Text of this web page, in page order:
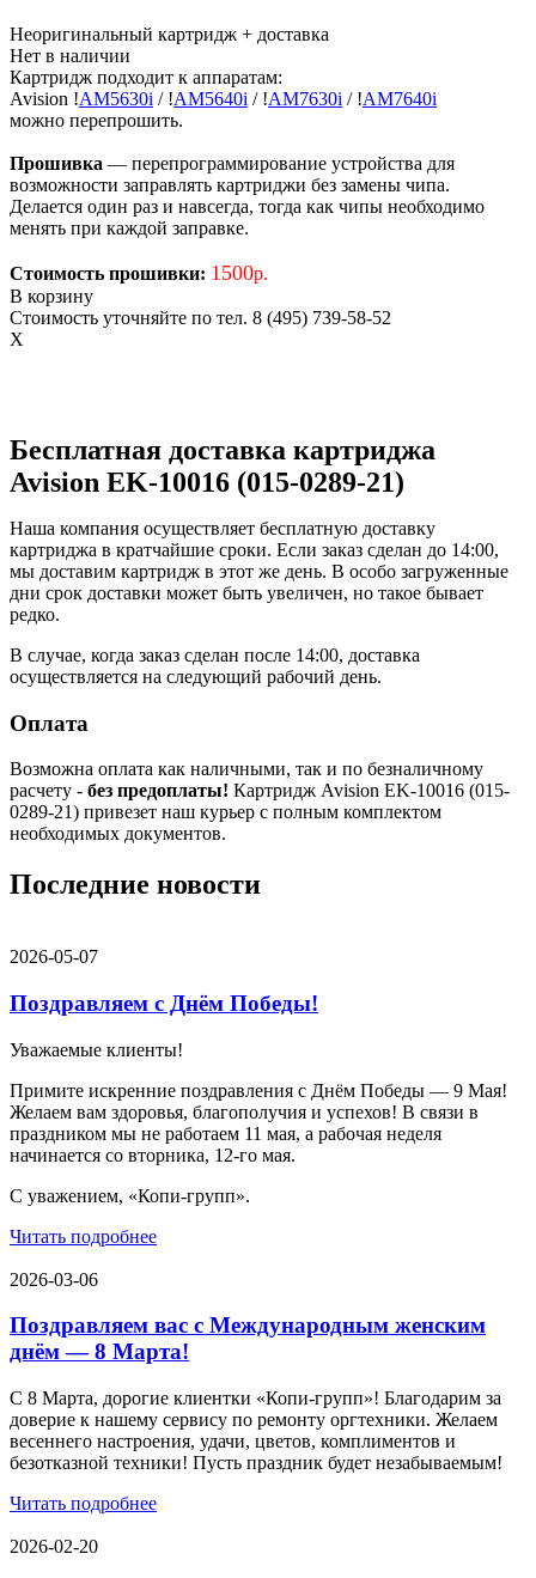
Неоригинальный картридж + доставка
Нет в наличии
Картридж подходит к аппаратам:
Avision !AM5630i / !AM5640i / !AM7630i / !AM7640i
можно перепрошить.
Прошивка — перепрограммирование устройства для
возможности заправлять картриджи без замены чипа.
Делается один раз и навсегда, тогда как чипы необходимо
менять при каждой заправке.
Стоимость прошивки: 1500р.
В корзину
Стоимость уточняйте по тел. 8 (495) 739-58-52
X
Бесплатная доставка картриджа
Avision EK-10016 (015-0289-21)
Наша компания осуществляет бесплатную доставку
картриджа в кратчайшие сроки. Если заказ сделан до 14:00,
мы доставим картридж в этот же день. В особо загруженные
дни срок доставки может быть увеличен, но такое бывает
редко.
В случае, когда заказ сделан после 14:00, доставка
осуществляется на следующий рабочий день.
Оплата
Возможна оплата как наличными, так и по безналичному
расчету - без предоплаты! Картридж Avision EK-10016 (015-
0289-21) привезет наш курьер с полным комплектом
необходимых документов.
Последние новости
2026-05-07
Поздравляем с Днём Победы!
Уважаемые клиенты!
Примите искренние поздравления с Днём Победы — 9 Мая!
Желаем вам здоровья, благополучия и успехов! В связи в
праздником мы не работаем 11 мая, а рабочая неделя
начинается со вторника, 12-го мая.
С уважением, «Копи-групп».
Читать подробнее
2026-03-06
Поздравляем вас с Международным женским
днём — 8 Марта!
С 8 Марта, дорогие клиентки «Копи‑групп»! Благодарим за
доверие к нашему сервису по ремонту оргтехники. Желаем
весеннего настроения, удачи, цветов, комплиментов и
безотказной техники! Пусть праздник будет незабываемым!
Читать подробнее
2026-02-20